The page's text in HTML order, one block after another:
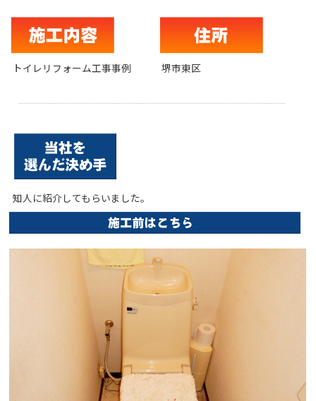
トイレリフォーム工事事例 堺市東区
知人に紹介してもらいました。